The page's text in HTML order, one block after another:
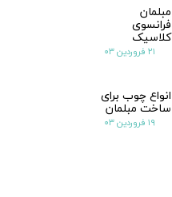
مبلمان
فرانسوی
کلاسیک
۲۱ فروردین ۰۳
انواع چوب برای
ساخت مبلمان
۱۹ فروردین ۰۳